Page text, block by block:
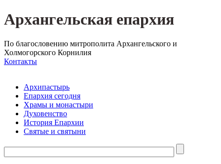
Архангельская епархия
По благословению митрополита Архангельского и
Холмогорского Корнилия
Контакты
Архипастырь
Епархия сегодня
Храмы и монастыри
Духовенство
История Епархии
Святые и святыни